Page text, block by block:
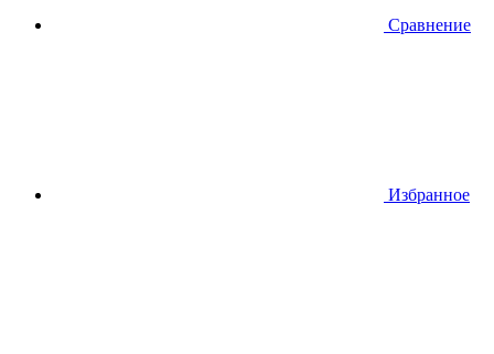
Сравнение
Избранное